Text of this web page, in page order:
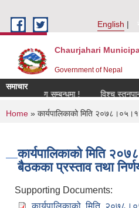
English
Chaurjahari
Government of Nepal
समाचार
नविकरण सम्बन्धमा !
विश्च स्तनपान
You are here
Home » कार्यपालिकाको मिति
कार्यपालिकाको मिति
बैठकका प्रस्ताव तथा
Supporting Documents: